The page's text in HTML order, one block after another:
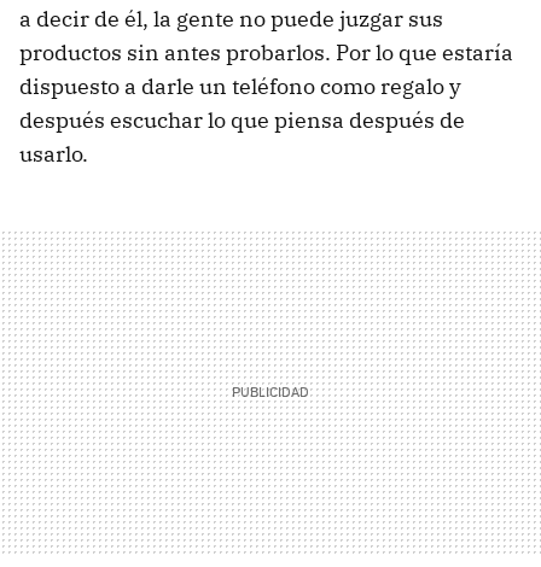
a decir de él, la gente no puede juzgar sus
productos sin antes probarlos. Por lo que estaría
dispuesto a darle un teléfono como regalo y
después escuchar lo que piensa después de
usarlo.